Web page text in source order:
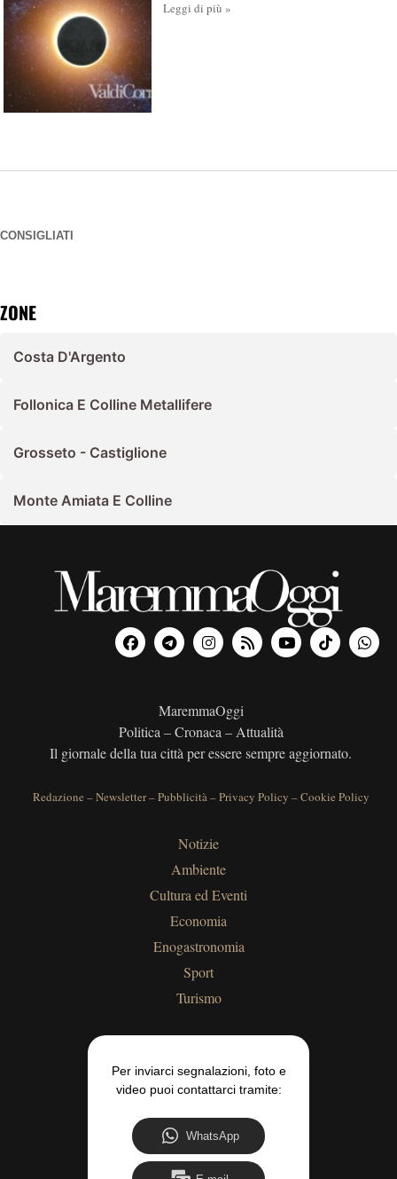
Leggi di più »
CONSIGLIATI
ZONE
Costa D'Argento
Follonica E Colline Metallifere
Grosseto - Castiglione
Monte Amiata E Colline
MaremmaOggi
Politica – Cronaca – Attualità
Il giornale della tua città per essere sempre aggiornato.
Redazione –Newsletter–Pubblicità–Privacy Policy –Cookie Policy
Notizie
Ambiente
Cultura ed Eventi
Economia
Enogastronomia
Sport
Turismo
Per inviarci segnalazioni, foto e
video puoi contattarci tramite:
WhatsApp